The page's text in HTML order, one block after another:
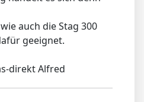
auch die Stag 300
geeignet.
direkt Alfred